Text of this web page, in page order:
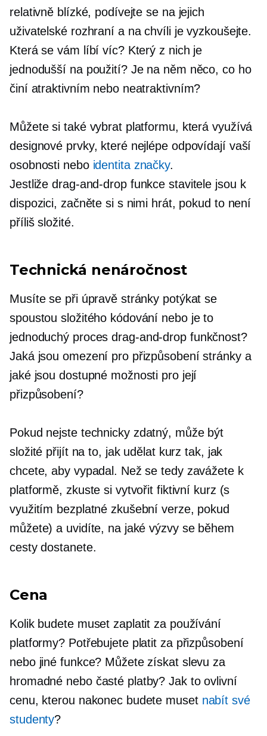
relativně blízké, podívejte se na jejich
uživatelské rozhraní a na chvíli je vyzkoušejte.
Která se vám líbí víc? Který z nich je
jednodušší na použití? Je na něm něco, co ho
činí atraktivním nebo neatraktivním?
Můžete si také vybrat platformu, která využívá
designové prvky, které nejlépe odpovídají vaší
osobnosti nebo identita značky.
Jestližedrag-and-dropfunkce stavitele jsou k
dispozici, začněte si s nimi hrát, pokud to není
příliš složité.
Technická nenáročnost
Musíte se při úpravě stránky potýkat se
spoustou složitého kódování nebo je to
jednoduchý procesdrag-and-dropfunkčnost?
Jaká jsou omezení pro přizpůsobení stránky a
jaké jsou dostupné možnosti pro její
přizpůsobení?
Pokud nejste technicky zdatný, může být
složité přijít na to, jak udělat kurz tak, jak
chcete, aby vypadal. Než se tedy zavážete k
platformě, zkuste si vytvořit fiktivní kurz (s
využitím bezplatné zkušební verze, pokud
můžete) a uvidíte, na jaké výzvy se během
cesty dostanete.
Cena
Kolik budete muset zaplatit za používání
platformy? Potřebujete platit za přizpůsobení
nebo jiné funkce? Můžete získat slevu za
hromadné nebo časté platby? Jak to ovlivní
cenu, kterou nakonec budete muset nabít své
studenty?